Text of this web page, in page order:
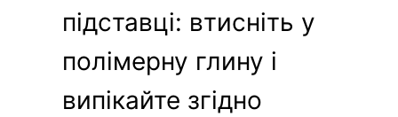
підставці: втисніть у
полімерну глину і
випікайте згідно